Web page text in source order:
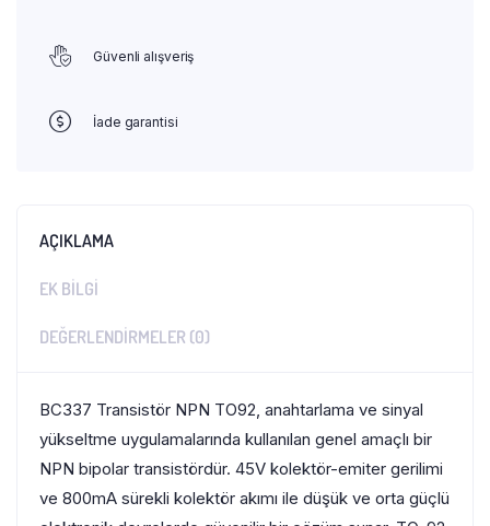
Güvenli alışveriş
İade garantisi
AÇIKLAMA
EK BILGI
DEĞERLENDIRMELER (0)
BC337 Transistör NPN TO92, anahtarlama ve sinyal
yükseltme uygulamalarında kullanılan genel amaçlı bir
NPN bipolar transistördür. 45V kolektör-emiter gerilimi
ve 800mA sürekli kolektör akımı ile düşük ve orta güçlü